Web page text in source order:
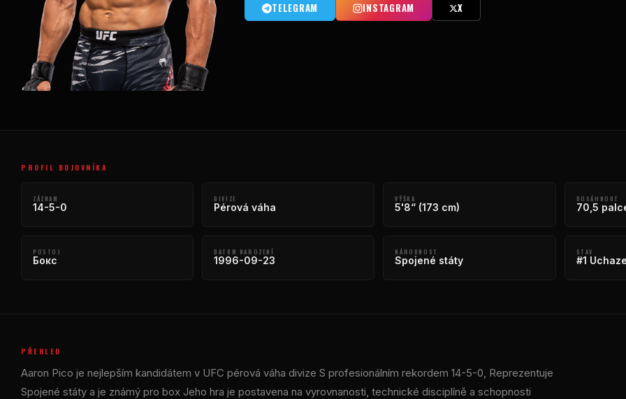
TELEGRAM INSTAGRAM X
PROFIL BOJOVNÍKA
ZÁZNAM
14-5-0
DIVIZE
Pérová váha
VÝŠKA
5'8“ (173 cm)
DOSÁHNOUT
70,5
POSTOJ
Бокс
DATUM NAROZENÍ
1996-09-23
NÁRODNOST
Spojené státy
STAV
#1
PŘEHLED
Aaron Pico je nejlepším kandidátem v UFC pérová váha divize S profesionálním rekordem 14-5-0, Reprezentuje
Spojené státy a je známý pro box Jeho hra je postavena na vyrovnanosti, technické disciplíně a schopnosti